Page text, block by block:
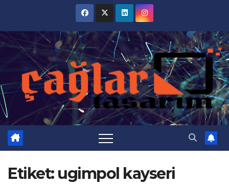
content
Etiket: ugimpol kayseri